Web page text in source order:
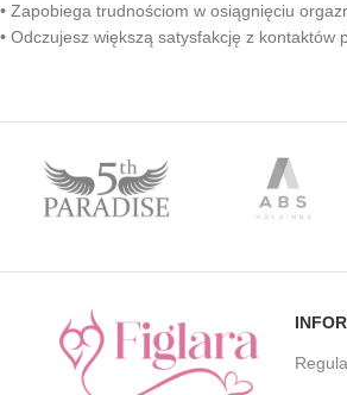
• Zapobiega trudnościom w osiągnięciu
• Odczujesz większą satysfakcję z kontaktów